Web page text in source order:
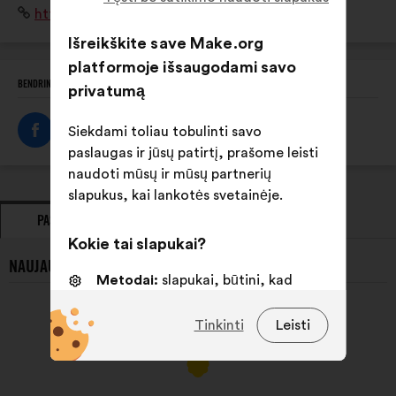
lycéen, étudiant, jeune diplômé - tout au long de leurs
études et jusqu'à leur insertion professionnelle
Interneto
svetainė:
http://www.tremplin-handicap.fr/
BENDRINTI ŠĮ PROFILĮ
PASIŪLYMAI
NAUJAUSI TREMPLIN HANDICAP PASIŪLYMAI:
Išreikškite save Make.org
platformoje išsaugodami savo
privatumą
Siekdami toliau tobulinti savo
paslaugas ir jūsų patirtį, prašome leisti
naudoti mūsų ir mūsų partnerių
slapukus, kai lankotės svetainėje.
Kokie tai slapukai?
Metodai: slapukai, būtini, kad
slapukai, skirti jūsų
Leisti
Tinkinti